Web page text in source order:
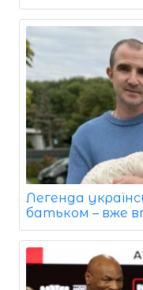
Легенда
батьком – вже